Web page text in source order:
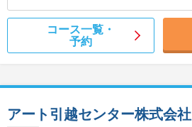
コース一覧・
予約
アート引越センター株式会社